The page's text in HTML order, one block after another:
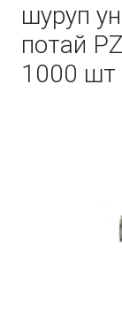
шуруп
потай
1000 шт